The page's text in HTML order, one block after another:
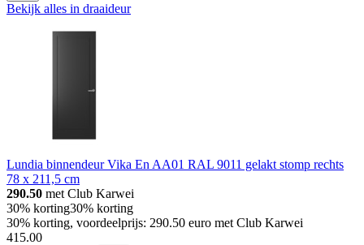
Bekijk alles in draaideur
Lundia binnendeur Vika En AA01 RAL 9011 gelakt stomp rechts
78 x 211,5 cm
290.50 met Club Karwei
30% korting30% korting
30% korting, voordeelprijs: 290.50 euro met Club Karwei
415.00